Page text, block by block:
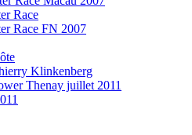
Race
Race FN 2007
Klinkenberg
Thenay juillet 2011